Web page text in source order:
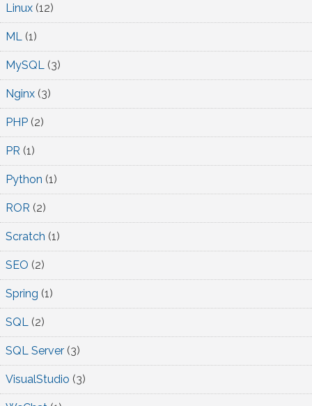
Linux (12)
ML (1)
MySQL (3)
Nginx (3)
PHP (2)
PR (1)
Python (1)
ROR (2)
Scratch (1)
SEO (2)
Spring (1)
SQL (2)
SQL Server (3)
VisualStudio (3)